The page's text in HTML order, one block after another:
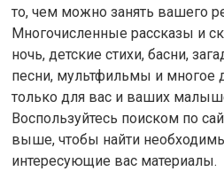
то, чем можно занять вашего
Многочисленные рассказы и
ночь, детские стихи, басни,
песни, мультфильмы и многое
только для вас и ваших
Воспользуйтесь поиском по
выше, чтобы найти
интересующие вас материалы.